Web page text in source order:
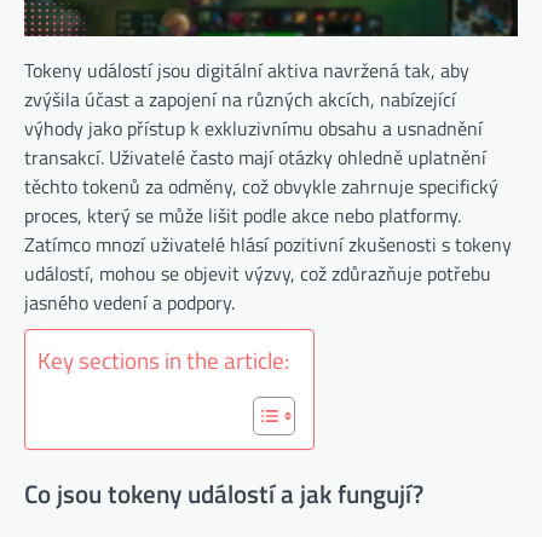
Tokeny událostí jsou digitální aktiva navržená tak, aby
zvýšila účast a zapojení na různých akcích, nabízející
výhody jako přístup k exkluzivnímu obsahu a usnadnění
transakcí. Uživatelé často mají otázky ohledně uplatnění
těchto tokenů za odměny, což obvykle zahrnuje specifický
proces, který se může lišit podle akce nebo platformy.
Zatímco mnozí uživatelé hlásí pozitivní zkušenosti s tokeny
událostí, mohou se objevit výzvy, což zdůrazňuje potřebu
jasného vedení a podpory.
Key sections in the article:
Co jsou tokeny událostí a jak fungují?